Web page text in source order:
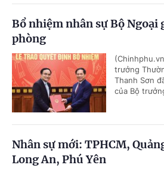
Bổ nhiệm nhân sự Bộ Ngoại
phòng
trưởng
Thanh Sơn
của Bộ
Nhân sự mới: TPHCM,
Long An, Phú Yên